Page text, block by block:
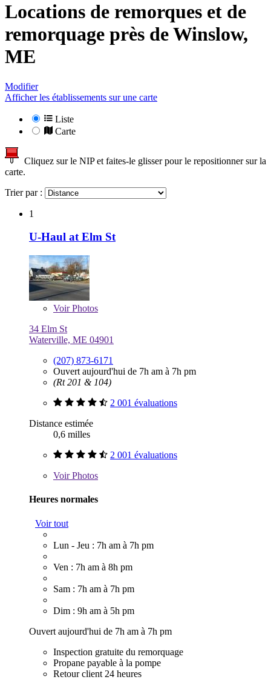
Locations de remorques et de
remorquage près deWinslow,
ME
Modifier
Afficher les établissements sur une carte
Liste
Carte
Cliquez sur le NIP et faites-le glisser pour le repositionner sur la
carte.
Trier par :
1
U-Haul at Elm St
VoirPhotos
34 Elm St
Waterville, ME 04901
(207) 873-6171
Ouvert aujourd'hui de 7h am à 7h pm
(Rt 201 & 104)
2 001 évaluations
Distance estimée
0,6 milles
2 001 évaluations
VoirPhotos
Heures normales
Voir tout
Lun - Jeu : 7h am à 7h pm
Ven : 7h am à 8h pm
Sam : 7h am à 7h pm
Dim : 9h am à 5h pm
Ouvert aujourd'hui de 7h am à 7h pm
Inspection gratuite du remorquage
Propane payable à la pompe
Retour client 24 heures